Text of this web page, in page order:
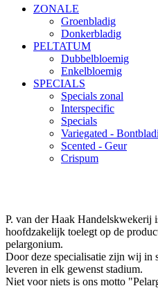
ZONALE
Groenbladig
Donkerbladig
PELTATUM
Dubbelbloemig
Enkelbloemig
SPECIALS
Specials zonal
Interspecific
Specials
Variegated -
Scented - Geur
Crispum
P. van der Haak Handelskwekerij
hoofdzakelijk toelegt op de
pelargonium.
Door deze specialisatie zijn wij in
leveren in elk gewenst stadium.
Niet voor niets is ons motto